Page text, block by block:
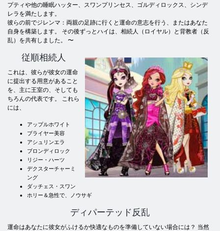
プティや他の睡眠ハッター、スワンプリンセス、ゴルディロックス、シンデ
レラを満たします。
彼らの前でジレンマ：両親の足跡に行くと運命の意志を行う、またはあなた
自身を構築します。 その後ずっとハイは、相続人（ロイヤル）と背教者（反
乱）を共有しました。 〜
従順相続人
これは、彼らが彼女の運命
に提出する用意があること
を、主に王室の、そしても
ちろんの代表です。 これら
には、
アップルホワイト
ブライヤー美容
アシュリンエラ
ブロンディロック
リジー・ハーツ
デクスターチャーミ
ング
ダッチェス・スワン
ホリー＆急性で、ノウサギ
ディパーテッド反乱
運命はあなたに彼女がふけるか快適なものを準備していない場合には？ 当然